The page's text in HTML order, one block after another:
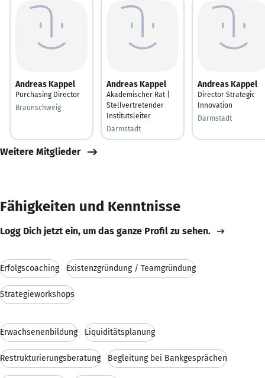
Andreas Kappel
Purchasing Director
Braunschweig
Andreas Kappel
Akademischer Rat |
Stellvertretender
Institutsleiter
Darmstadt
Andreas Kappel
Director Strategic
Innovation
Darmstadt
Weitere Mitglieder
Fähigkeiten und Kenntnisse
Logg Dich jetzt ein, um das ganze Profil zu sehen.
Erfolgscoaching Existenzgründung / Teamgründung
Strategieworkshops
Erwachsenenbildung Liquiditätsplanung
Restrukturierungsberatung Begleitung bei Bankgesprächen